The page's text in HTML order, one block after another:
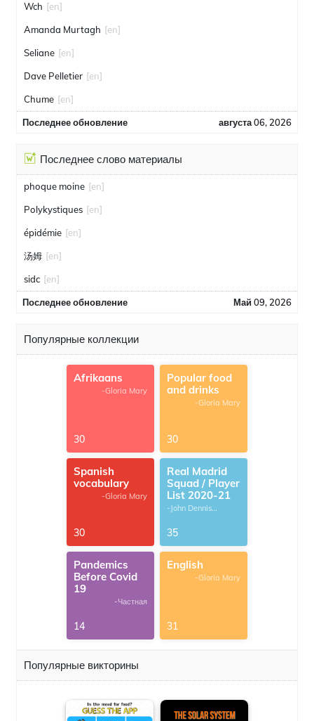
Wch [en]
Amanda Murtagh [en]
Seliane [en]
Dave Pelletier [en]
Chume [en]
Последнее обновление августа 06, 2026
Последнее слово материалы
phoque moine [en]
Polykystiques [en]
épidémie [en]
汤姆 [en]
sidc [en]
Последнее обновление Май 09, 2026
Популярные коллекции
Afrikaans
-Gloria Mary
30
Popular food
and drinks
-Gloria Mary
30
Spanish
vocabulary
-Gloria Mary
30
Real Madrid
Squad / Player
List 2020-21
-John Dennis
35
Pandemics
Before Covid
19
-Частная
14
English
-Gloria Mary
31
Популярные викторины